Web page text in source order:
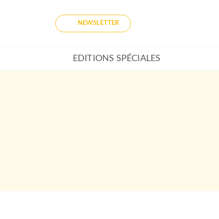
NEWSLETTER
EDITIONS SPÉCIALES